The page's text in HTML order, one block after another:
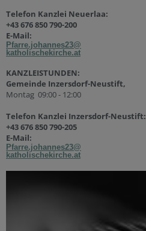
Telefon Kanzlei Neuerlaa:
+43 676 850 790-200
E-Mail:
Pfarre.johannes23@
katholischekirche.at
KANZLEISTUNDEN:
Gemeinde Inzersdorf-Neustift,
Montag 09:00 - 12:00
Telefon Kanzlei Inzersdorf-Neustift:
+43 676 850 790-205
E-Mail:
Pfarre.johannes23@
katholischekirche.at